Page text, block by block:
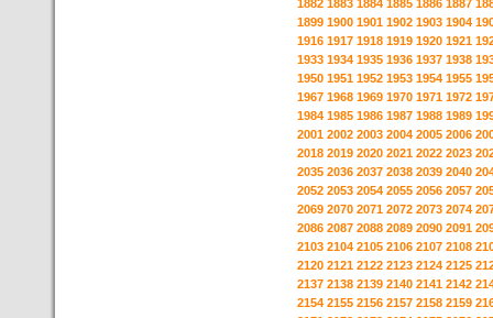
1882 1883 1884 1885 1886 1887
1899 1900 1901 1902 1903 1904
1916 1917 1918 1919 1920 1921
1933 1934 1935 1936 1937 1938
1950 1951 1952 1953 1954 1955
1967 1968 1969 1970 1971 1972
1984 1985 1986 1987 1988 1989
2001 2002 2003 2004 2005 2006
2018 2019 2020 2021 2022 2023
2035 2036 2037 2038 2039 2040
2052 2053 2054 2055 2056 2057
2069 2070 2071 2072 2073 2074
2086 2087 2088 2089 2090 2091
2103 2104 2105 2106 2107 2108
2120 2121 2122 2123 2124 2125
2137 2138 2139 2140 2141 2142
2154 2155 2156 2157 2158 2159